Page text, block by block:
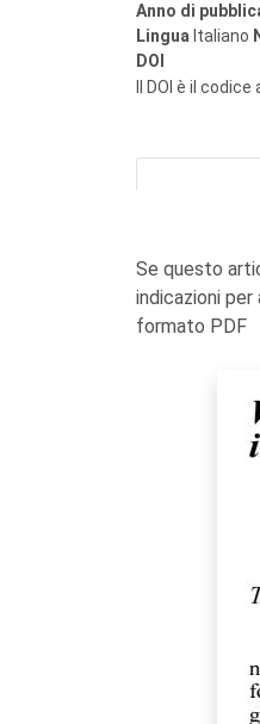
Anno di
Lingua Italiano
DOI
Il DOI è il
Se questo
indicazioni
formato PDF